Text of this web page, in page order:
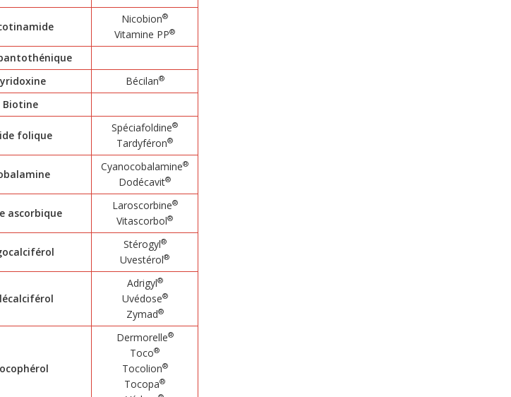
Nicobion®
Vitamine PP®
Bécilan®
Biotine
folique
Spéciafoldine®
Tardyféron®
Cyanocobalamine®
Dodécavit®
ascorbique
Laroscorbine®
Vitascorbol®
Stérogyl®
Uvestérol®
Adrigyl®
Uvédose®
Zymad®
Dermorelle®
Toco®
Tocolion®
Tocopa®